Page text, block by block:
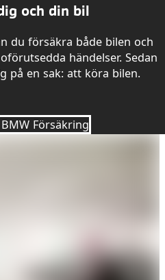
och din bil
du försäkra både bilen och
händelser. Sedan
på en sak: att köra bilen.
Försäkring